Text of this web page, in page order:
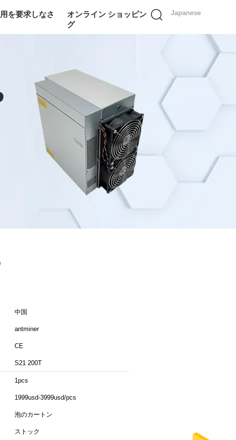
Japanese
を要求しなさ
オンライン ショッピン
グ
中国
antminer
CE
S21 200T
1pcs
1999usd-3999usd/pcs
泡のカートン
ストック